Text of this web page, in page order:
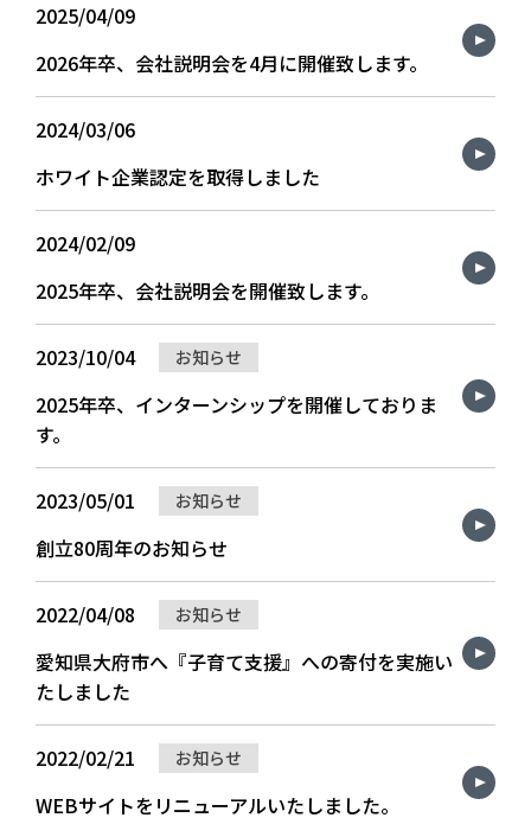
2025/04/09
2026年卒、会社説明会を4月に開催致します。
2024/03/06
ホワイト企業認定を取得しました
2024/02/09
2025年卒、会社説明会を開催致します。
2023/10/04 お知らせ
2025年卒、インターンシップを開催しておりま
す。
2023/05/01 お知らせ
創立80周年のお知らせ
2022/04/08 お知らせ
愛知県大府市へ『子育て支援』への寄付を実施い
たしました
2022/02/21 お知らせ
WEBサイトをリニューアルいたしました。